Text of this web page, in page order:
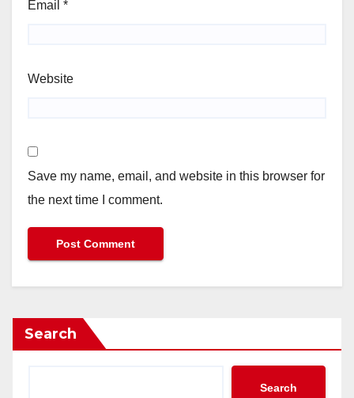
Email *
Website
Save my name, email, and website in this browser for
the next time I comment.
Search
Search